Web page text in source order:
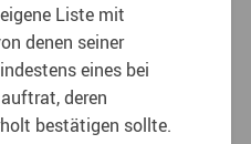
Liste mit
denen seiner
eines bei
deren
bestätigen sollte.